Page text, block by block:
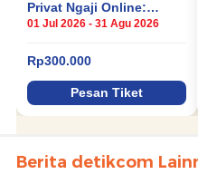
Berita detikcom